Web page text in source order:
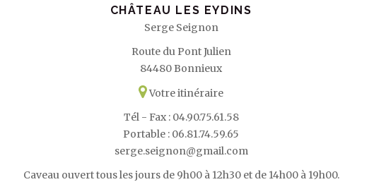
CHÂTEAU LES EYDINS
Serge Seignon
Route du Pont Julien
84480 Bonnieux
Votre itinéraire
Tél - Fax : 04.90.75.61.58
Portable : 06.81.74.59.65
serge.seignon@gmail.com
Caveau ouvert tous les jours de 9h00 à 12h30 et de 14h00 à 19h00.